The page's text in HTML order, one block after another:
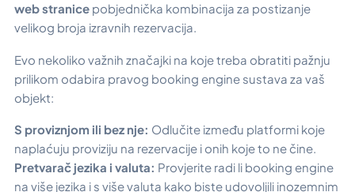
web stranice pobjednička kombinacija za postizanje
velikog broja izravnih rezervacija.
Evo nekoliko važnih značajki na koje treba obratiti pažnju
prilikom odabira pravog booking engine sustava za vaš
objekt:
S proviznjom ili bez nje: Odlučite između platformi koje
naplaćuju proviziju na rezervacije i onih koje to ne čine.
Pretvarač jezika i valuta: Provjerite radi li booking engine
na više jezika i s više valuta kako biste udovoljili inozemnim